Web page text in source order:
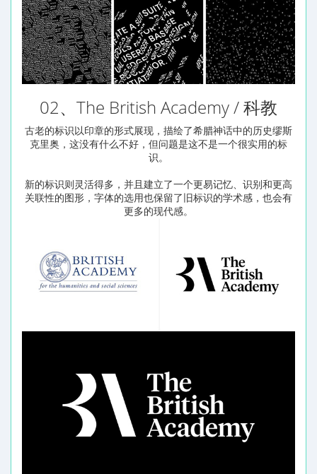
02、The British Academy / 科教
古老的标识以印章的形式展现，描绘了希腊神话中的历史缪斯
克里奥，这没有什么不好，但问题是这不是一个很实用的标
识。
新的标识则灵活得多，并且建立了一个更易记忆、识别和更高
关联性的图形，字体的选用也保留了旧标识的学术感，也会有
更多的现代感。